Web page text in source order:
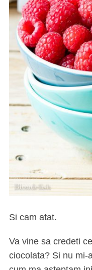
Si cam atat.
Va vine sa credeti
ciocolata? Si nu mi-